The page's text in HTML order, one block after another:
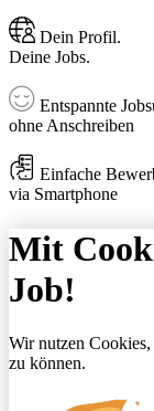
Dein Profil.
Deine Jobs.
Entspannte
ohne Anschreiben
Einfache
via Smartphone
Mit
Job!
Wir nutzen
zu können.